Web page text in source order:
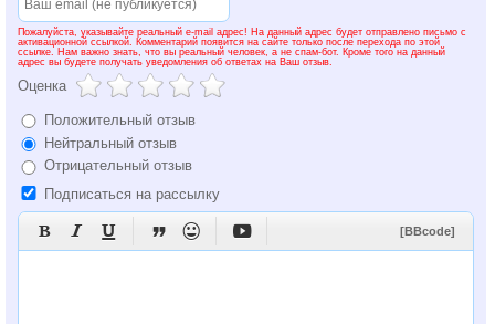
Пожалуйста, указывайте реальный e-mail адрес! На данный адрес будет отправлено письмо с
активационной ссылкой. Комментарий появится на сайте только после перехода по этой
ссылке. Нам важно знать, что вы реальный человек, а не спам-бот. Кроме того на данный
адрес вы будете получать уведомления об ответах на Ваш отзыв.
Оценка
Положительный отзыв
Нейтральный отзыв
Отрицательный отзыв
Подписаться на рассылку
      [BBcode]